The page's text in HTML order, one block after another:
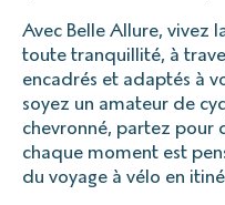
Avec Belle Allure, vivez
toute tranquillité, à
encadrés et adaptés à
soyez un amateur de
chevronné, partez pour
chaque moment est
du voyage à vélo en